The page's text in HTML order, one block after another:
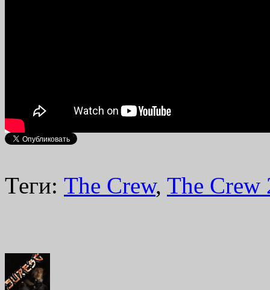
Теги: The Crew, The Crew